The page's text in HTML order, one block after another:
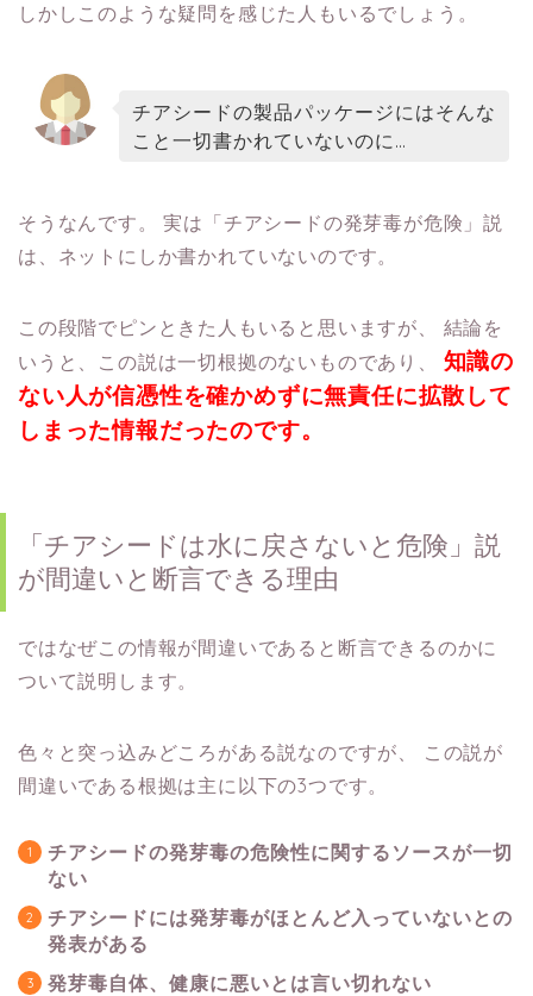
しかしこのような疑問を感じた人もいるでしょう。
チアシードの製品パッケージにはそんな
こと一切書かれていないのに…
そうなんです。
実は「チアシードの発芽毒が危険」説
は、ネットにしか書かれていないのです。
この段階でピンときた人もいると思いますが、
結論を
いうと、この説は一切根拠のないものであり、
知識の
ない人が信憑性を確かめずに無責任に拡散して
しまった情報だったのです。
「チアシードは水に戻さないと危険」説
が間違いと断言できる理由
ではなぜこの情報が間違いであると断言できるのかに
ついて説明します。
色々と突っ込みどころがある説なのですが、
この説が
間違いである根拠は主に以下の3つです。
チアシードの発芽毒の危険性に関するソースが一切
ない
チアシードには発芽毒がほとんど入っていないとの
発表がある
発芽毒自体、健康に悪いとは言い切れない